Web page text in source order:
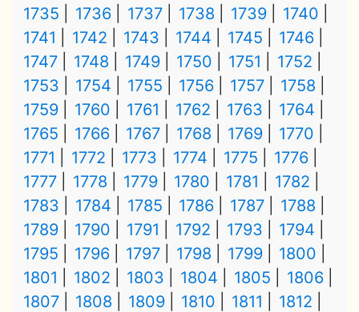
1735
1736 1737 1738 1739
1740
1741
1742 1743 1744 1745
1746
1747
1748 1749 1750 1751
1752
1753
1754 1755 1756 1757
1758
1759
1760 1761 1762 1763
1764
1765
1766 1767 1768 1769
1770
1771
1772 1773 1774 1775
1776
1777
1778 1779 1780 1781
1782
1783
1784 1785 1786 1787
1788
1789
1790 1791 1792 1793
1794
1795
1796 1797 1798 1799
1800
1801
1802 1803 1804 1805
1806
1807
1808 1809 1810 1811
1812